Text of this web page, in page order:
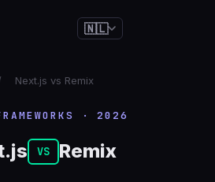
🇳🇱
Español
Português
Français
Next.js vs Remix
· 2026
VS Remix